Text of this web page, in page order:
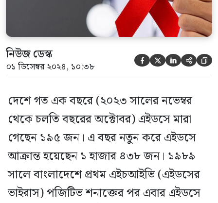
নিউজ ডেস্ক
০১ ডিসেম্বর ২০২৪, ১০:৩৮     
দেশে গত এক বছরে (২০২৩ সালের নভেম্বর
থেকে চলতি বছরের অক্টোবর) এইডসে মারা
গেছেন ১৯৫ জন। এ বছর নতুন করে এইডসে
আক্রান্ত হয়েছেন ১ হাজার ৪৩৮ জন। ১৯৮৯
সালে বাংলাদেশে প্রথম এইচআইভি (এইডসের
ভাইরাস) পজিটিভ শনাক্তের পর এবার এইডসে